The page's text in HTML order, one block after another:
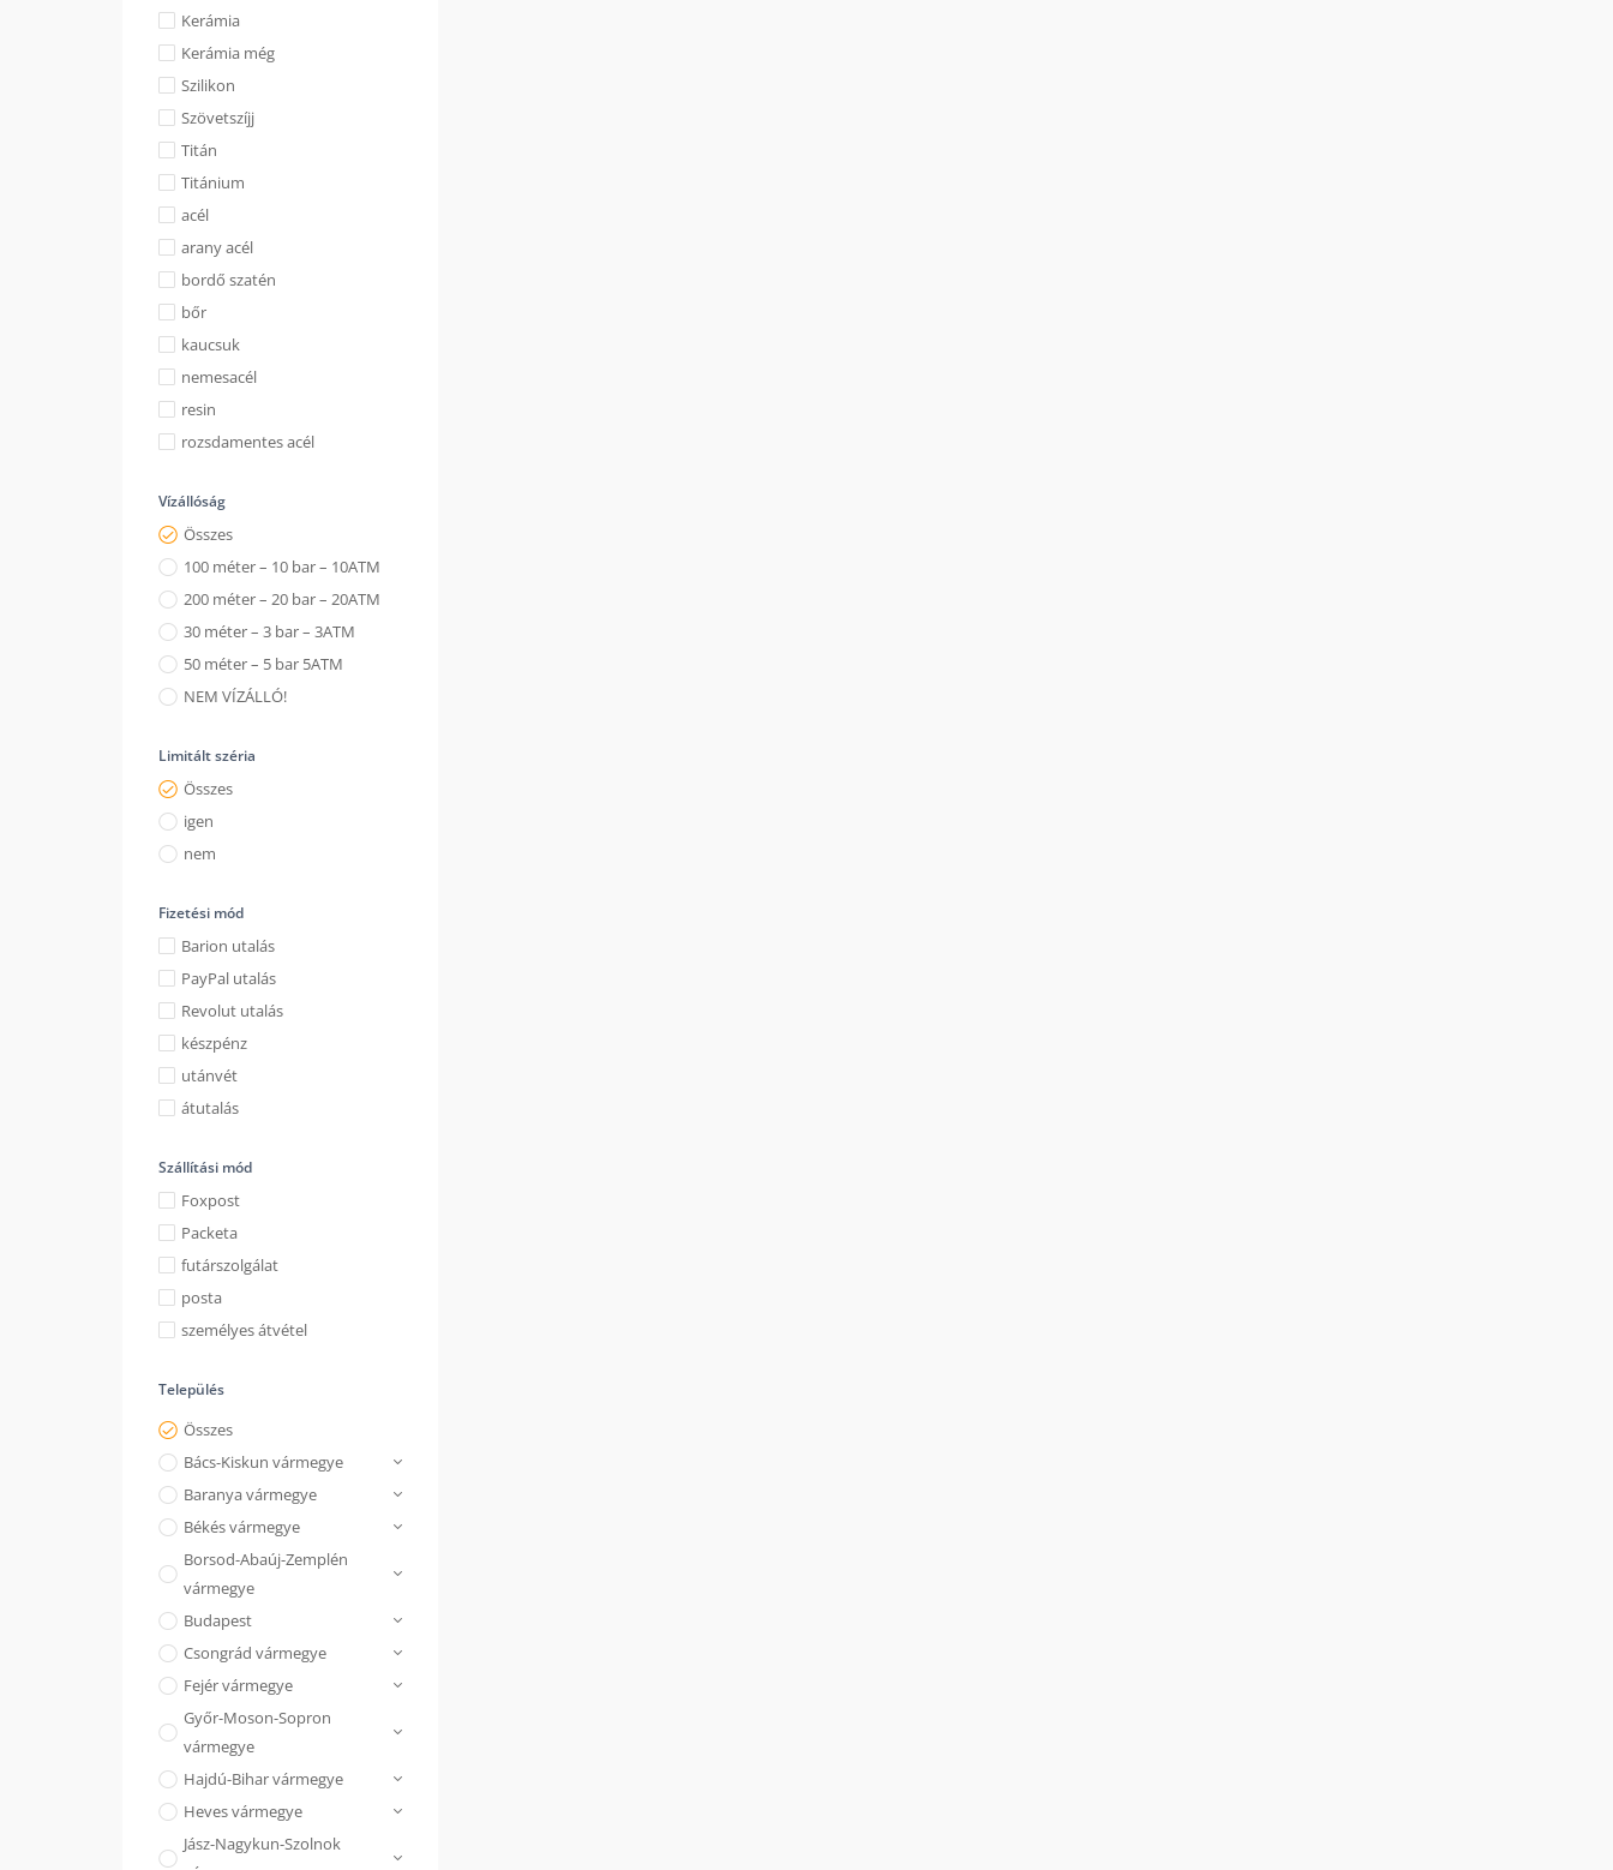
Kerámia
Kerámia még
Szilikon
Szövetszíjj
Titán
Titánium
acél
arany acél
bordő szatén
bőr
kaucsuk
nemesacél
resin
rozsdamentes acél
Vízállóság
Összes
100 méter – 10 bar – 10ATM
200 méter – 20 bar – 20ATM
30 méter – 3 bar – 3ATM
50 méter – 5 bar 5ATM
NEM VÍZÁLLÓ!
Limitált széria
Összes
igen
nem
Fizetési mód
Barion utalás
PayPal utalás
Revolut utalás
készpénz
utánvét
átutalás
Szállítási mód
Foxpost
Packeta
futárszolgálat
posta
személyes átvétel
Település
Összes
Bács-Kiskun vármegye
Baranya vármegye
Békés vármegye
Borsod-Abaúj-Zemplén
vármegye
Budapest
Csongrád vármegye
Fejér vármegye
Győr-Moson-Sopron
vármegye
Hajdú-Bihar vármegye
Heves vármegye
Jász-Nagykun-Szolnok